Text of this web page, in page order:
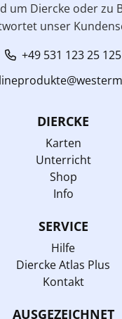
um Diercke oder zu
unser
+49 531 123 25 125
DIERCKE
Karten
Unterricht
Shop
Info
SERVICE
Hilfe
Diercke Atlas Plus
Kontakt
AUSGEZEICHNET